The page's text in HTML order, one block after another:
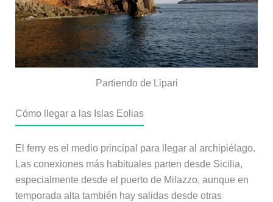
Partiendo de Lipari
Cómo llegar a las Islas Eolias
El ferry es el medio principal para llegar al archipiélago.
Las conexiones más habituales parten desde Sicilia,
especialmente desde el puerto de Milazzo, aunque en
temporada alta también hay salidas desde otras